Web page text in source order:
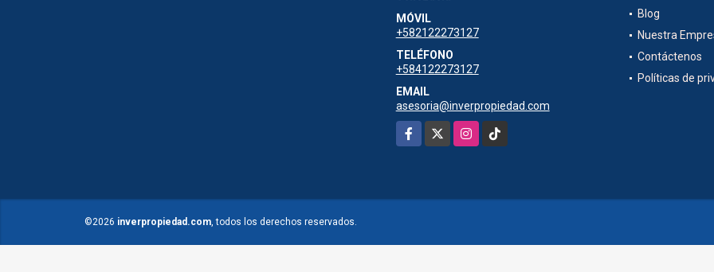
MÓVIL
+582122273127
TELÉFONO
+584122273127
EMAIL
asesoria@inverpropiedad.com
Facebook
Instagram
TikTok
Blog
Nuestra
Contáctenos
Políticas de
©2026 inverpropiedad.com, todos los derechos reservados.